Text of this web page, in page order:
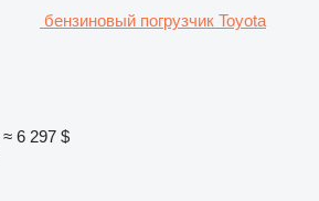
бензиновый погрузчик Toyota
≈ 6 297 $